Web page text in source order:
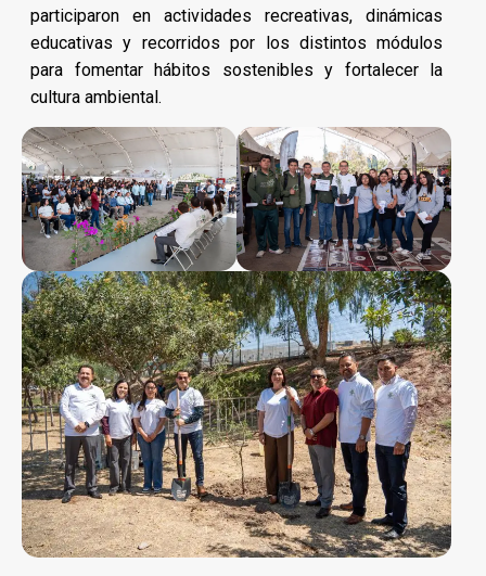
participaron en actividades recreativas, dinámicas
educativas y recorridos por los distintos módulos
para fomentar hábitos sostenibles y fortalecer la
cultura ambiental.